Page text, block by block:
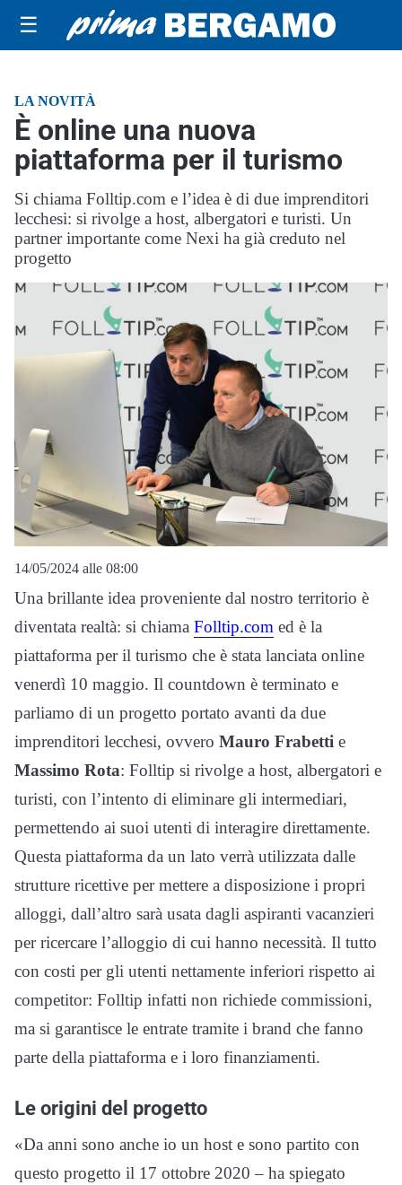
☰
LA NOVITÀ
È online una nuova
piattaforma per il turismo
Si chiama Folltip.com e l’idea è di due imprenditori
lecchesi: si rivolge a host, albergatori e turisti. Un
partner importante come Nexi ha già creduto nel
progetto
14/05/2024 alle 08:00
Una brillante idea proveniente dal nostro territorio è
diventata realtà: si chiama Folltip.com ed è la
piattaforma per il turismo che è stata lanciata online
venerdì 10 maggio. Il countdown è terminato e
parliamo di un progetto portato avanti da due
imprenditori lecchesi, ovvero Mauro Frabetti e
Massimo Rota: Folltip si rivolge a host, albergatori e
turisti, con l’intento di eliminare gli intermediari,
permettendo ai suoi utenti di interagire direttamente.
Questa piattaforma da un lato verrà utilizzata dalle
strutture ricettive per mettere a disposizione i propri
alloggi, dall’altro sarà usata dagli aspiranti vacanzieri
per ricercare l’alloggio di cui hanno necessità. Il tutto
con costi per gli utenti nettamente inferiori rispetto ai
competitor: Folltip infatti non richiede commissioni,
ma si garantisce le entrate tramite i brand che fanno
parte della piattaforma e i loro finanziamenti.
Le origini del progetto
«Da anni sono anche io un host e sono partito con
questo progetto il 17 ottobre 2020 – ha spiegato